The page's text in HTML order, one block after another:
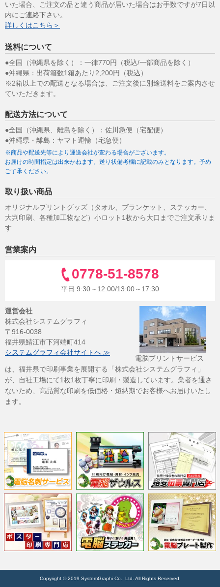
いた場合、ご注文の品と違う商品が届いた場合はお手数ですが7日以
内にご連絡下さい。
詳しくはこちら＞
送料について
●全国（沖縄県を除く）：一律770円（税込/一部商品を除く）
●沖縄県：出荷箱数1箱あたり2,200円（税込）
※2箱以上での配送となる場合は、ご注文後に別途送料をご案内させ
ていただきます。
配送方法について
●全国（沖縄県、離島を除く）：佐川急便（宅配便）
●沖縄県・離島：ヤマト運輸（宅急便）
※商品や配送先等により運送会社が変わる場合がございます。
お届けの時間指定は出来かねます。送り状備考欄に記載のみとなります。予め
ご了承ください。
取り扱い商品
オリジナルプリントグッズ（タオル、ブランケット、ステッカー、
大判印刷、各種加工物など）小ロット1枚から大口までご注文承りま
す
営業案内
0778-51-8578
平日 9:30～12:00/13:00～17:30
運営会社
株式会社システムグラフィ
〒916-0038
福井県鯖江市下河端町414
システムグラフィ会社サイトへ ≫
電脳プリントサービス
は、福井県で印刷事業を展開する「株式会社システムグラフィ」
が、自社工場にて1枚1枚丁寧に印刷・製造しています。業者を通さ
ないため、高品質な印刷を低価格・短納期でお客様へお届けいたし
ます。
Copyright © 2019 SystemGraphi Co., Ltd. All Rights Reserved.